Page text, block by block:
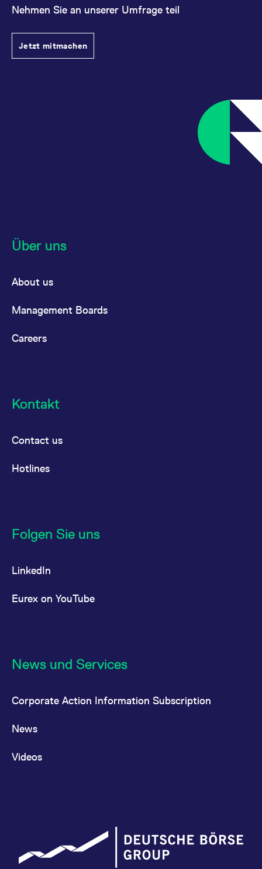
Nehmen Sie an unserer Umfrage teil
Jetzt mitmachen
Über uns
About us
Management Boards
Careers
Kontakt
Contact us
Hotlines
Folgen Sie uns
LinkedIn
Eurex on YouTube
News und Services
Corporate Action Information Subscription
News
Videos